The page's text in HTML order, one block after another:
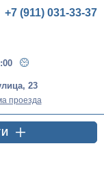
+7 (911) 031-33-37
23
проезда